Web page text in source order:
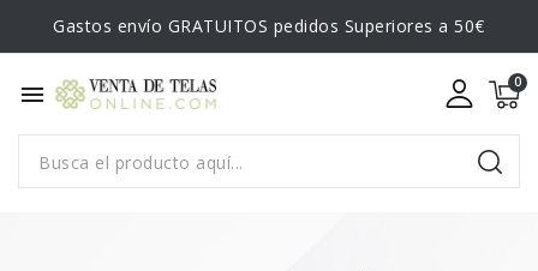
Gastos envío GRATUITOS pedidos Superiores a 50€
menu